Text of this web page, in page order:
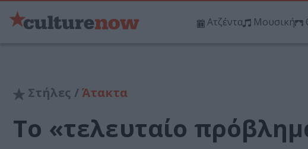
Ατζέντα Μουσική
Στήλες /Άτακτα
Το «τελευταίο